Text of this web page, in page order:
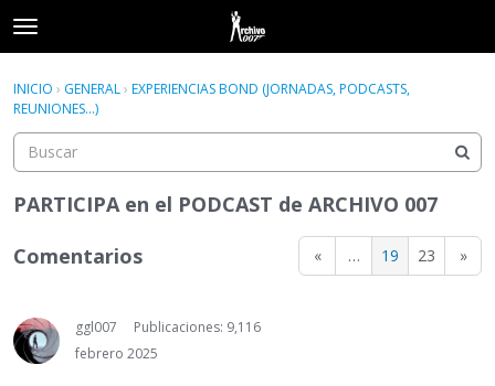
t
o
g
g
l
e
m
e
u
Acceder Registrarse
Categorías
Hilos
Actividad
Acceder Registrarse
INICIO › GENERAL› EXPERIENCIAS BOND (JORNADAS, PODCASTS,
REUNIONES...)
PARTICIPA en el PODCAST de ARCHIVO 007
« … 19 23 »
Comentarios
ggl007
Publicaciones: 9,116
febrero 2025